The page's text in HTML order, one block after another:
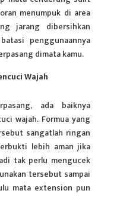
menumpuk di area
jarang dibersihkan
penggunaannya
dimata kamu.
Wajah
ada baiknya
wajah. Formua yang
sangatlah ringan
lebih aman jika
tak perlu mengucek
tersebut sampai
mata extension pun